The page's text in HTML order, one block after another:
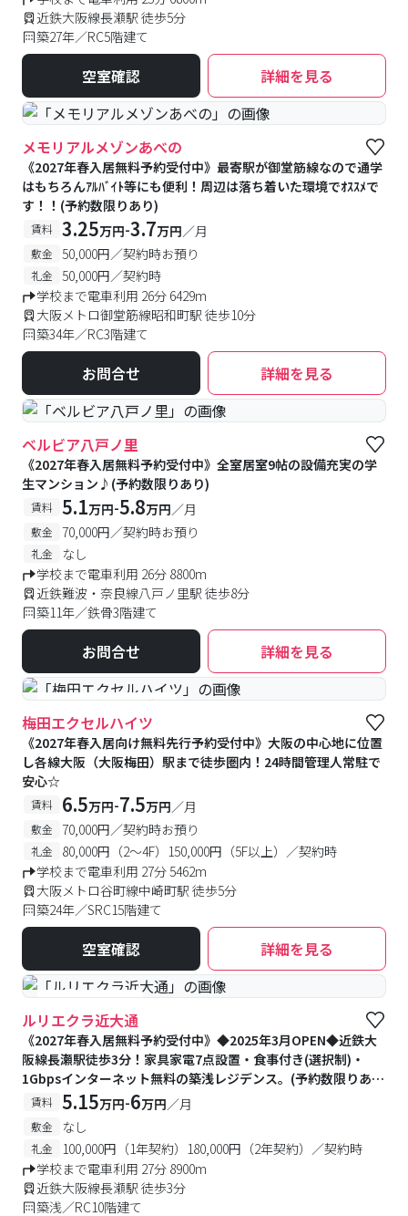
近鉄大阪線長瀬駅 徒歩5分
築27年／RC5階建て
空室確認 詳細を見る
メモリアルメゾンあべの
《2027年春入居無料予約受付中》最寄駅が御堂筋線なので通学
はもちろんｱﾙﾊﾞｲﾄ等にも便利！周辺は落ち着いた環境でｵｽｽﾒで
す！！(予約数限りあり)
賃料 3.25万円-3.7万円／月
敷金 50,000円／契約時お預り
礼金
50,000円／契約時
学校まで電車利用 26分 6429m
大阪メトロ御堂筋線昭和町駅 徒歩10分
築34年／RC3階建て
お問合せ 詳細を見る
ベルビア八戸ノ里
《2027年春入居無料予約受付中》全室居室9帖の設備充実の学
生マンション♪(予約数限りあり)
賃料 5.1万円-5.8万円／月
敷金 70,000円／契約時お預り
礼金
なし
学校まで電車利用 26分 8800m
近鉄難波・奈良線八戸ノ里駅 徒歩8分
築11年／鉄骨3階建て
お問合せ 詳細を見る
#予約受付中 #空室待ち
梅田エクセルハイツ
《2027年春入居向け無料先行予約受付中》大阪の中心地に位置
し各線大阪（大阪梅田）駅まで徒歩圏内！24時間管理人常駐で
安心☆
賃料 6.5万円-7.5万円／月
敷金 70,000円／契約時お預り
礼金
80,000円（2～4F）150,000円（5F以上）／契約時
学校まで電車利用 27分 5462m
大阪メトロ谷町線中崎町駅 徒歩5分
築24年／SRC15階建て
空室確認 詳細を見る
#築浅 #食事付き
ルリエクラ近大通
《2027年春入居無料予約受付中》◆2025年3月OPEN◆近鉄大
阪線長瀬駅徒歩3分！家具家電7点設置・食事付き(選択制)・
1Gbpsインターネット無料の築浅レジデンス。(予約数限りあ
り)
賃料 5.15万円-6万円／月
敷金 なし
礼金
100,000円（1年契約）180,000円（2年契約）／契約時
学校まで電車利用 27分 8900m
近鉄大阪線長瀬駅 徒歩3分
築浅／RC10階建て